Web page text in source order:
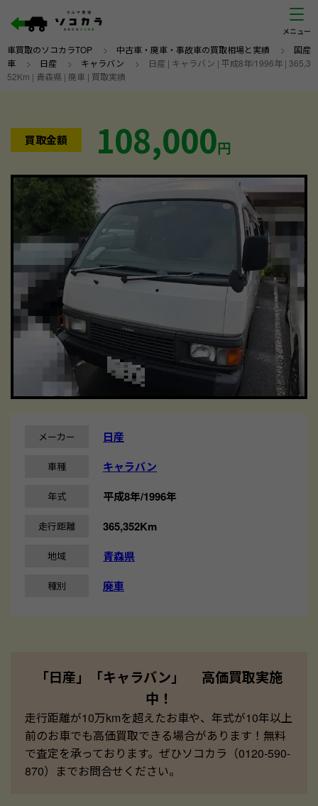
車買取のソコカラTOP > 中古車・廃車・事故車の買取相場と実績 > 国産
車 > 日産 > キャラバン >
日産 | キャラバン | 平成8年/1996年 | 365,3
52Km | 青森県 | 廃車 | 買取実績
買取金額 108,000円
メーカー 日産
車種 キャラバン
年式 平成8年/1996年
走行距離 365,352Km
地域 青森県
種別 廃車
「日産」「キャラバン」 高価買取実施
中！
走行距離が10万kmを超えたお車や、年式が10年以上
前のお車でも高価買取できる場合があります！無料
で査定を承っております。ぜひソコカラ（0120-590-
870）までお問合せください。